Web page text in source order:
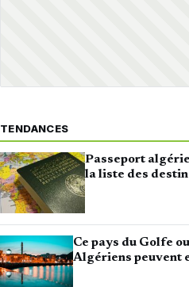
TENDANCES
Passeport
la liste des
Ce pays du Golfe
Algériens peuvent